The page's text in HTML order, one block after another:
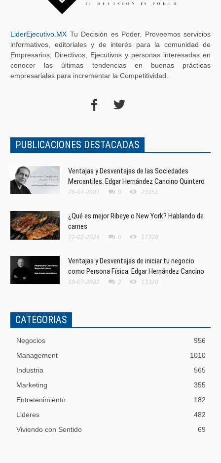
LiderEjecutivo.MX Tu Decisión es Poder. Proveemos servicios
informativos, editoriales y de interés para la comunidad de
Empresarios, Directivos, Ejecutivos y personas interesadas en
conocer las últimas tendencias en buenas prácticas
empresariales para incrementar la Competitividad.
PUBLICACIONES DESTACADAS
Ventajas y Desventajas de las Sociedades
Mercantiles. Edgar Hernández Cancino Quintero
26-07-2021 0 23351
¿Qué es mejor Ribeye o New York? Hablando de
carnes
22-02-2024 0 17328
Ventajas y Desventajas de iniciar tu negocio
como Persona Física. Edgar Hernández Cancino
19-07-2021 2 13320
CATEGORIAS
Negocios
956
Management
1010
Industria
565
Marketing
355
Entretenimiento
182
Lideres
482
Viviendo con Sentido
69